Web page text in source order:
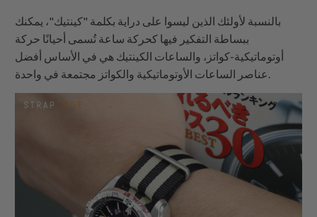
بالنسبة لأولئك الذين ليسوا على دراية بكلمة "كينتيك"، يمكنك
ببساطة التفكير فيها كحركة ساعة تُسمى أحيانًا حركة
أوتوماتيكية-كواتز، والساعات الكينتيك هي في الأساس أفضل
عناصر الساعات الأوتوماتيكية والكواتز مجتمعة في واحدة.